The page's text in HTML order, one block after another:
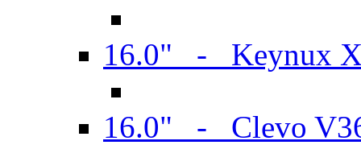
16.0" - Keynux
16.0" - Clevo